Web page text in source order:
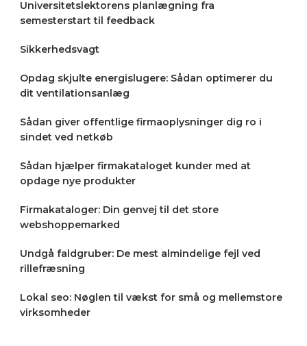
Universitetslektorens planlægning fra
semesterstart til feedback
Sikkerhedsvagt
Opdag skjulte energislugere: Sådan optimerer du
dit ventilationsanlæg
Sådan giver offentlige firmaoplysninger dig ro i
sindet ved netkøb
Sådan hjælper firmakataloget kunder med at
opdage nye produkter
Firmakataloger: Din genvej til det store
webshoppemarked
Undgå faldgruber: De mest almindelige fejl ved
rillefræsning
Lokal seo: Nøglen til vækst for små og mellemstore
virksomheder